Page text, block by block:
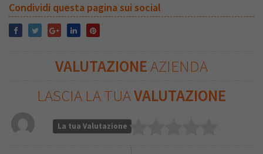
Condividi questa pagina sui social
VALUTAZIONEAZIENDA
LASCIA LA TUAVALUTAZIONE
La tua Valutazione